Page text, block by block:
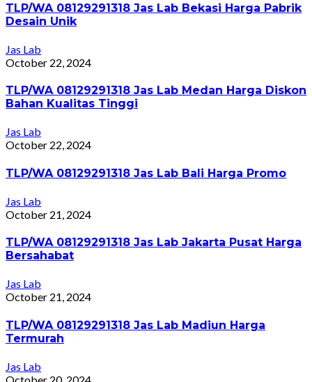
TLP/WA 08129291318 Jas Lab Bekasi Harga Pabrik
Desain Unik
Jas Lab
October 22, 2024
TLP/WA 08129291318 Jas Lab Medan Harga Diskon
Bahan Kualitas Tinggi
Jas Lab
October 22, 2024
TLP/WA 08129291318 Jas Lab Bali Harga Promo
Jas Lab
October 21, 2024
TLP/WA 08129291318 Jas Lab Jakarta Pusat Harga
Bersahabat
Jas Lab
October 21, 2024
TLP/WA 08129291318 Jas Lab Madiun Harga
Termurah
Jas Lab